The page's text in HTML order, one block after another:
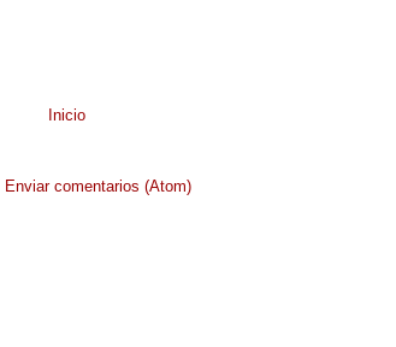
Inicio
Enviar comentarios (Atom)